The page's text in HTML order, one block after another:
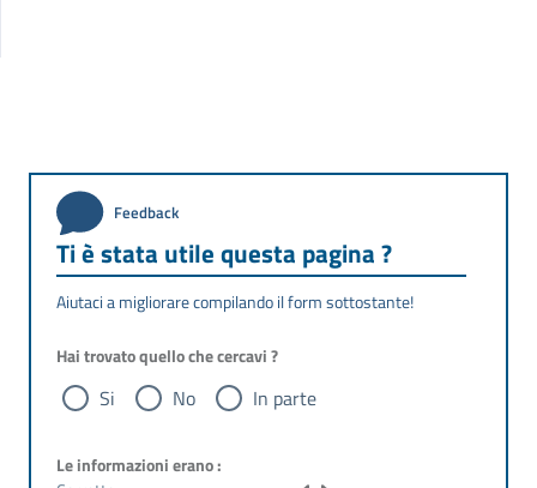
Feedback
Ti è stata utile questa pagina ?
Aiutaci a migliorare compilando il form sottostante!
Hai trovato quello che cercavi ?
Si No In parte
Le informazioni erano :